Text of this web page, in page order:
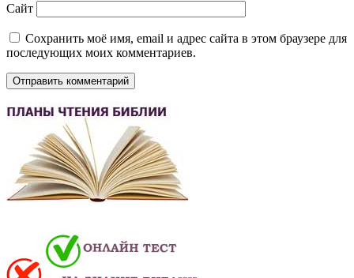
Сайт
Сохранить моё имя, email и адрес сайта в этом браузере для
последующих моих комментариев.